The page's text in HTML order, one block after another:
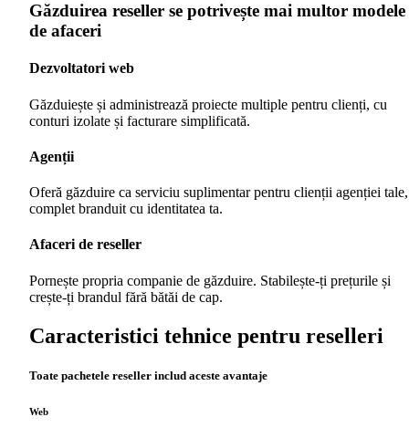
Găzduirea reseller se potrivește mai multor modele
de afaceri
Dezvoltatori web
Găzduiește și administrează proiecte multiple pentru clienți, cu
conturi izolate și facturare simplificată.
Agenții
Oferă găzduire ca serviciu suplimentar pentru clienții agenției tale,
complet branduit cu identitatea ta.
Afaceri de reseller
Pornește propria companie de găzduire. Stabilește-ți prețurile și
crește-ți brandul fără bătăi de cap.
Caracteristici tehnice pentru reselleri
Toate pachetele reseller includ aceste avantaje
Web